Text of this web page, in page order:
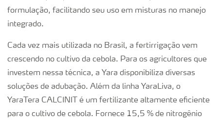
formulação, facilitando seu uso em misturas no manejo
integrado.
Cada vez mais utilizada no Brasil, a fertirrigação vem
crescendo no cultivo da cebola. Para os agricultores que
investem nessa técnica, a Yara disponibiliza diversas
soluções de adubação. Além da linha YaraLiva, o
YaraTera CALCINIT é um fertilizante altamente eficiente
para o cultivo de cebola. Fornece 15,5 % de nitrogênio